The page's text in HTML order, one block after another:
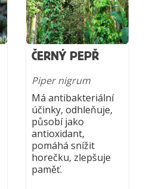
ČERNÝ PEPŘ
Piper nigrum
Má antibakteriální
účinky, odhleňuje,
působí jako
antioxidant,
pomáhá snížit
horečku, zlepšuje
paměť.